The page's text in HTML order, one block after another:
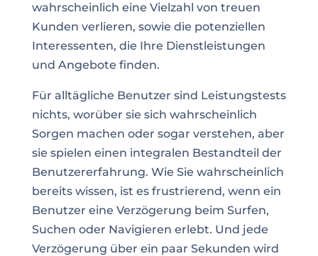
wahrscheinlich eine Vielzahl von treuen
Kunden verlieren, sowie die potenziellen
Interessenten, die Ihre Dienstleistungen
und Angebote finden.
Für alltägliche Benutzer sind Leistungstests
nichts, worüber sie sich wahrscheinlich
Sorgen machen oder sogar verstehen, aber
sie spielen einen integralen Bestandteil der
Benutzererfahrung. Wie Sie wahrscheinlich
bereits wissen, ist es frustrierend, wenn ein
Benutzer eine Verzögerung beim Surfen,
Suchen oder Navigieren erlebt. Und jede
Verzögerung über ein paar Sekunden wird